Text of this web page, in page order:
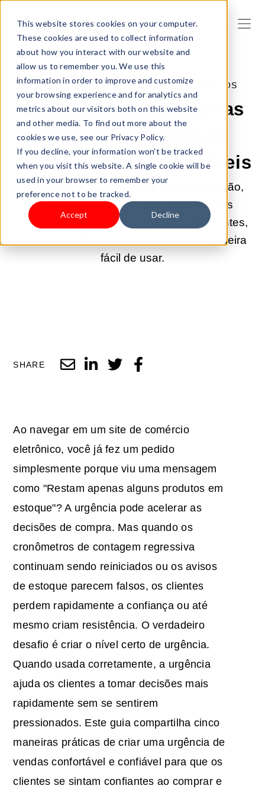
This website stores cookies on your computer.
These cookies are used to collect information
about how you interact with our website and
allow us to remember you. We use this
information in order to improve and customize
your browsing experience and for analytics and
metrics about our visitors both on this website
and other media. To find out more about the
cookies we use, see our Privacy Policy.
If you decline, your information won’t be tracked
when you visit this website. A single cookie will be
used in your browser to remember your
preference not to be tracked.
Accept Decline
10/MAR/2026 9:00:03 |VENDA DE PRODUTOS
Como criar urgência nas
vendas mantendo os
compradores confortáveis
O marketing de urgência é livre de pressão,
não é insistente. Leia para aumentar as
vendas de sua loja com 5 táticas inteligentes,
criando urgência de vendas de uma maneira
fácil de usar.
SHARE
Ao navegar em um site de comércio
eletrônico, você já fez um pedido
simplesmente porque viu uma mensagem
como "Restam apenas alguns produtos em
estoque"? A urgência pode acelerar as
decisões de compra. Mas quando os
cronômetros de contagem regressiva
continuam sendo reiniciados ou os avisos
de estoque parecem falsos, os clientes
perdem rapidamente a confiança ou até
mesmo criam resistência. O verdadeiro
desafio é criar o nível certo de urgência.
Quando usada corretamente, a urgência
ajuda os clientes a tomar decisões mais
rapidamente sem se sentirem
pressionados. Este guia compartilha cinco
maneiras práticas de criar uma urgência de
vendas confortável e confiável para que os
clientes se sintam confiantes ao comprar e